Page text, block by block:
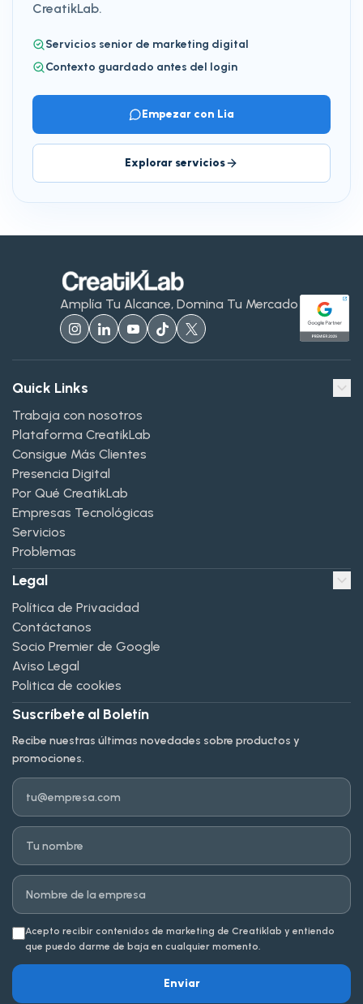
CreatikLab.
Servicios senior de marketing digital
Contexto guardado antes del login
Empezar con Lia
Explorar servicios
Amplía Tu Alcance, Domina Tu Mercado
Quick Links
Trabaja con nosotros
Plataforma CreatikLab
Consigue Más Clientes
Presencia Digital
Por Qué CreatikLab
Empresas Tecnológicas
Servicios
Problemas
Legal
Política de Privacidad
Contáctanos
Socio Premier de Google
Aviso Legal
Politica de cookies
Suscríbete al Boletín
Recibe nuestras últimas novedades sobre productos y
promociones.
Email
Nombre
Empresa
Acepto recibir contenidos de marketing de Creatiklab y entiendo
que puedo darme de baja en cualquier momento.
Enviar